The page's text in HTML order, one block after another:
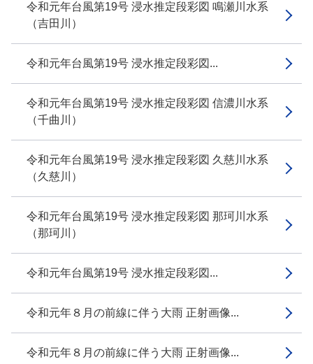
令和元年台風第19号 浸水推定段彩図 鳴瀬川水系
（吉田川）
令和元年台風第19号 浸水推定段彩図...
令和元年台風第19号 浸水推定段彩図 信濃川水系
（千曲川）
令和元年台風第19号 浸水推定段彩図 久慈川水系
（久慈川）
令和元年台風第19号 浸水推定段彩図 那珂川水系
（那珂川）
令和元年台風第19号 浸水推定段彩図...
令和元年８月の前線に伴う大雨 正射画像...
令和元年８月の前線に伴う大雨 正射画像...